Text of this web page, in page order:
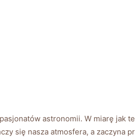
astronomii. W miarę jak
się nasza atmosfera, a zaczyna